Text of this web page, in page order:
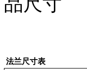
法兰尺寸表